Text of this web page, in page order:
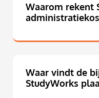
Waarom rekent
Waar vindt de
StudyWorks